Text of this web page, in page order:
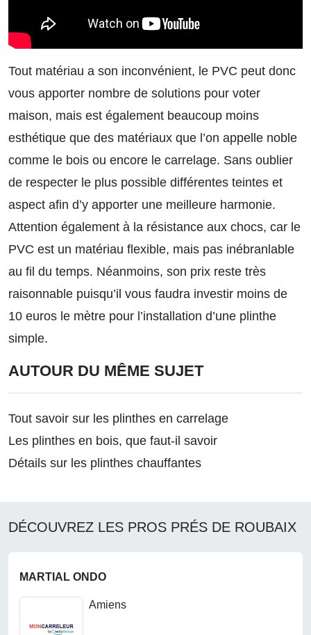
Tout matériau a son inconvénient, le PVC peut donc
vous apporter nombre de solutions pour voter
maison, mais est également beaucoup moins
esthétique que des matériaux que l’on appelle noble
comme le bois ou encore le carrelage. Sans oublier
de respecter le plus possible différentes teintes et
aspect afin d’y apporter une meilleure harmonie.
Attention également à la résistance aux chocs, car le
PVC est un matériau flexible, mais pas inébranlable
au fil du temps. Néanmoins, son prix reste très
raisonnable puisqu’il vous faudra investir moins de
10 euros le mètre pour l’installation d’une plinthe
simple.
AUTOUR DU MÊME SUJET
Tout savoir sur les plinthes en carrelage
Les plinthes en bois, que faut-il savoir
Détails sur les plinthes chauffantes
DÉCOUVREZ LES PROS PRÉS DE ROUBAIX
MARTIAL ONDO
Amiens